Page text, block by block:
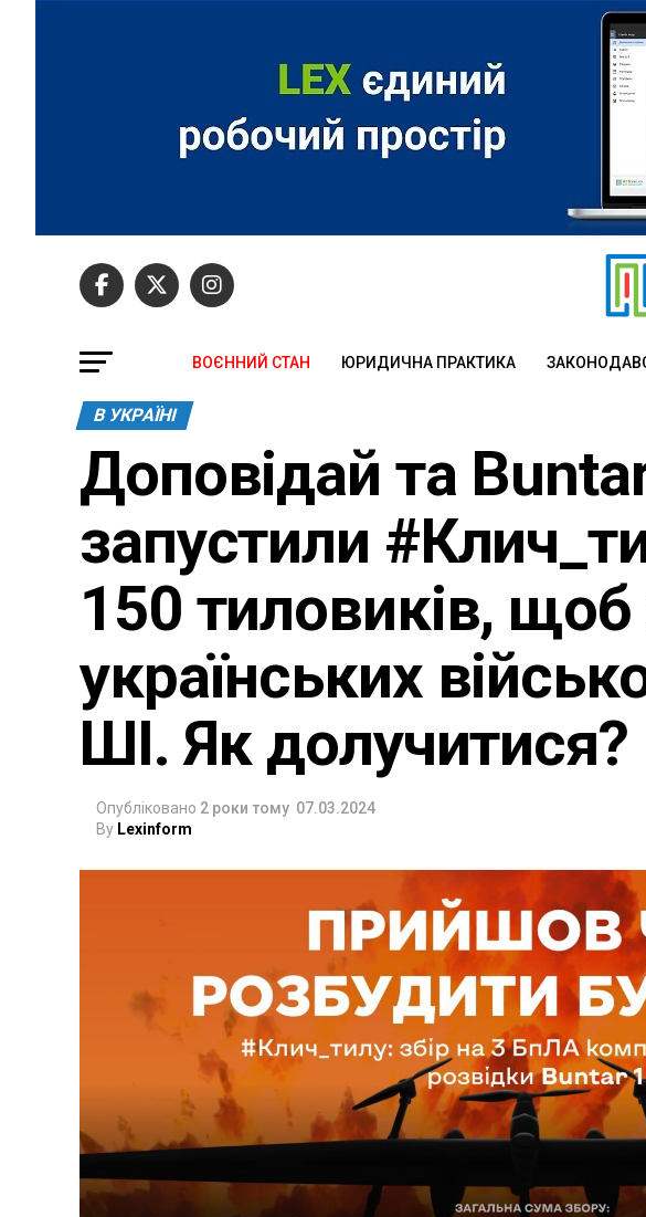
ВОЄННИЙ СТАН ЮРИДИЧНА ПРАКТИКА
В УКРАЇНІ
Доповідай та
запустили
150 тиловиків,
українських
ШІ. Як долучитися?
Опубліковано 2 роки тому 07.03.2024
By Lexinform